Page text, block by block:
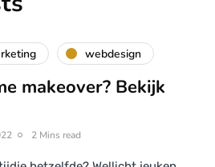
webdesign
makeover? Bekijk
2 Mins read